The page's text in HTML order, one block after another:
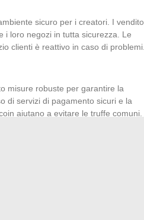
sicuro per i creatori. I
i loro negozi in tutta sicurezza. Le
clienti è reattivo in caso di problemi.
misure robuste per garantire la
di servizi di pagamento sicuri e la
aiutano a evitare le truffe comuni.